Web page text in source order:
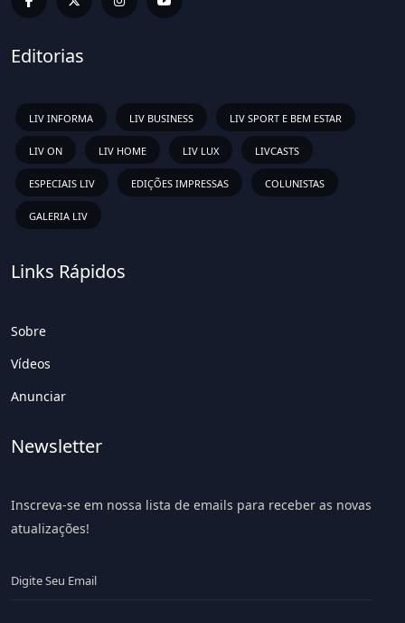
Editorias
LIV INFORMA LIV BUSINESS LIV SPORT E BEM ESTAR
LIV ON LIV HOME LIV LUX LIVCASTS
ESPECIAIS LIV EDIÇÕES IMPRESSAS COLUNISTAS
GALERIA LIV
Links Rápidos
Sobre
Vídeos
Anunciar
Newsletter
Inscreva-se em nossa lista de emails para receber as novas
atualizações!